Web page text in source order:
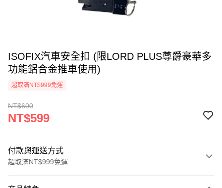
ISOFIX汽車安全扣 (限LORD PLUS尊爵豪華多
功能鋁合金推車使用)
超取滿NT$999免運
NT$600
NT$599
付款與運送方式
超取滿NT$999免運